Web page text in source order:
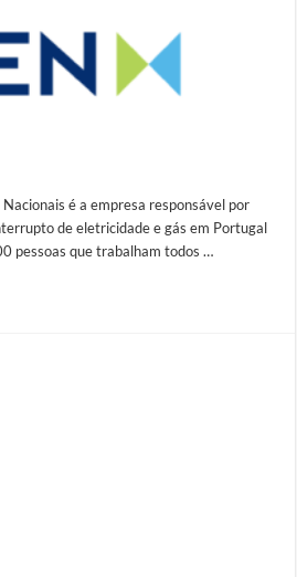
é a empresa responsável por
de eletricidade e gás em Portugal
pessoas que trabalham todos …